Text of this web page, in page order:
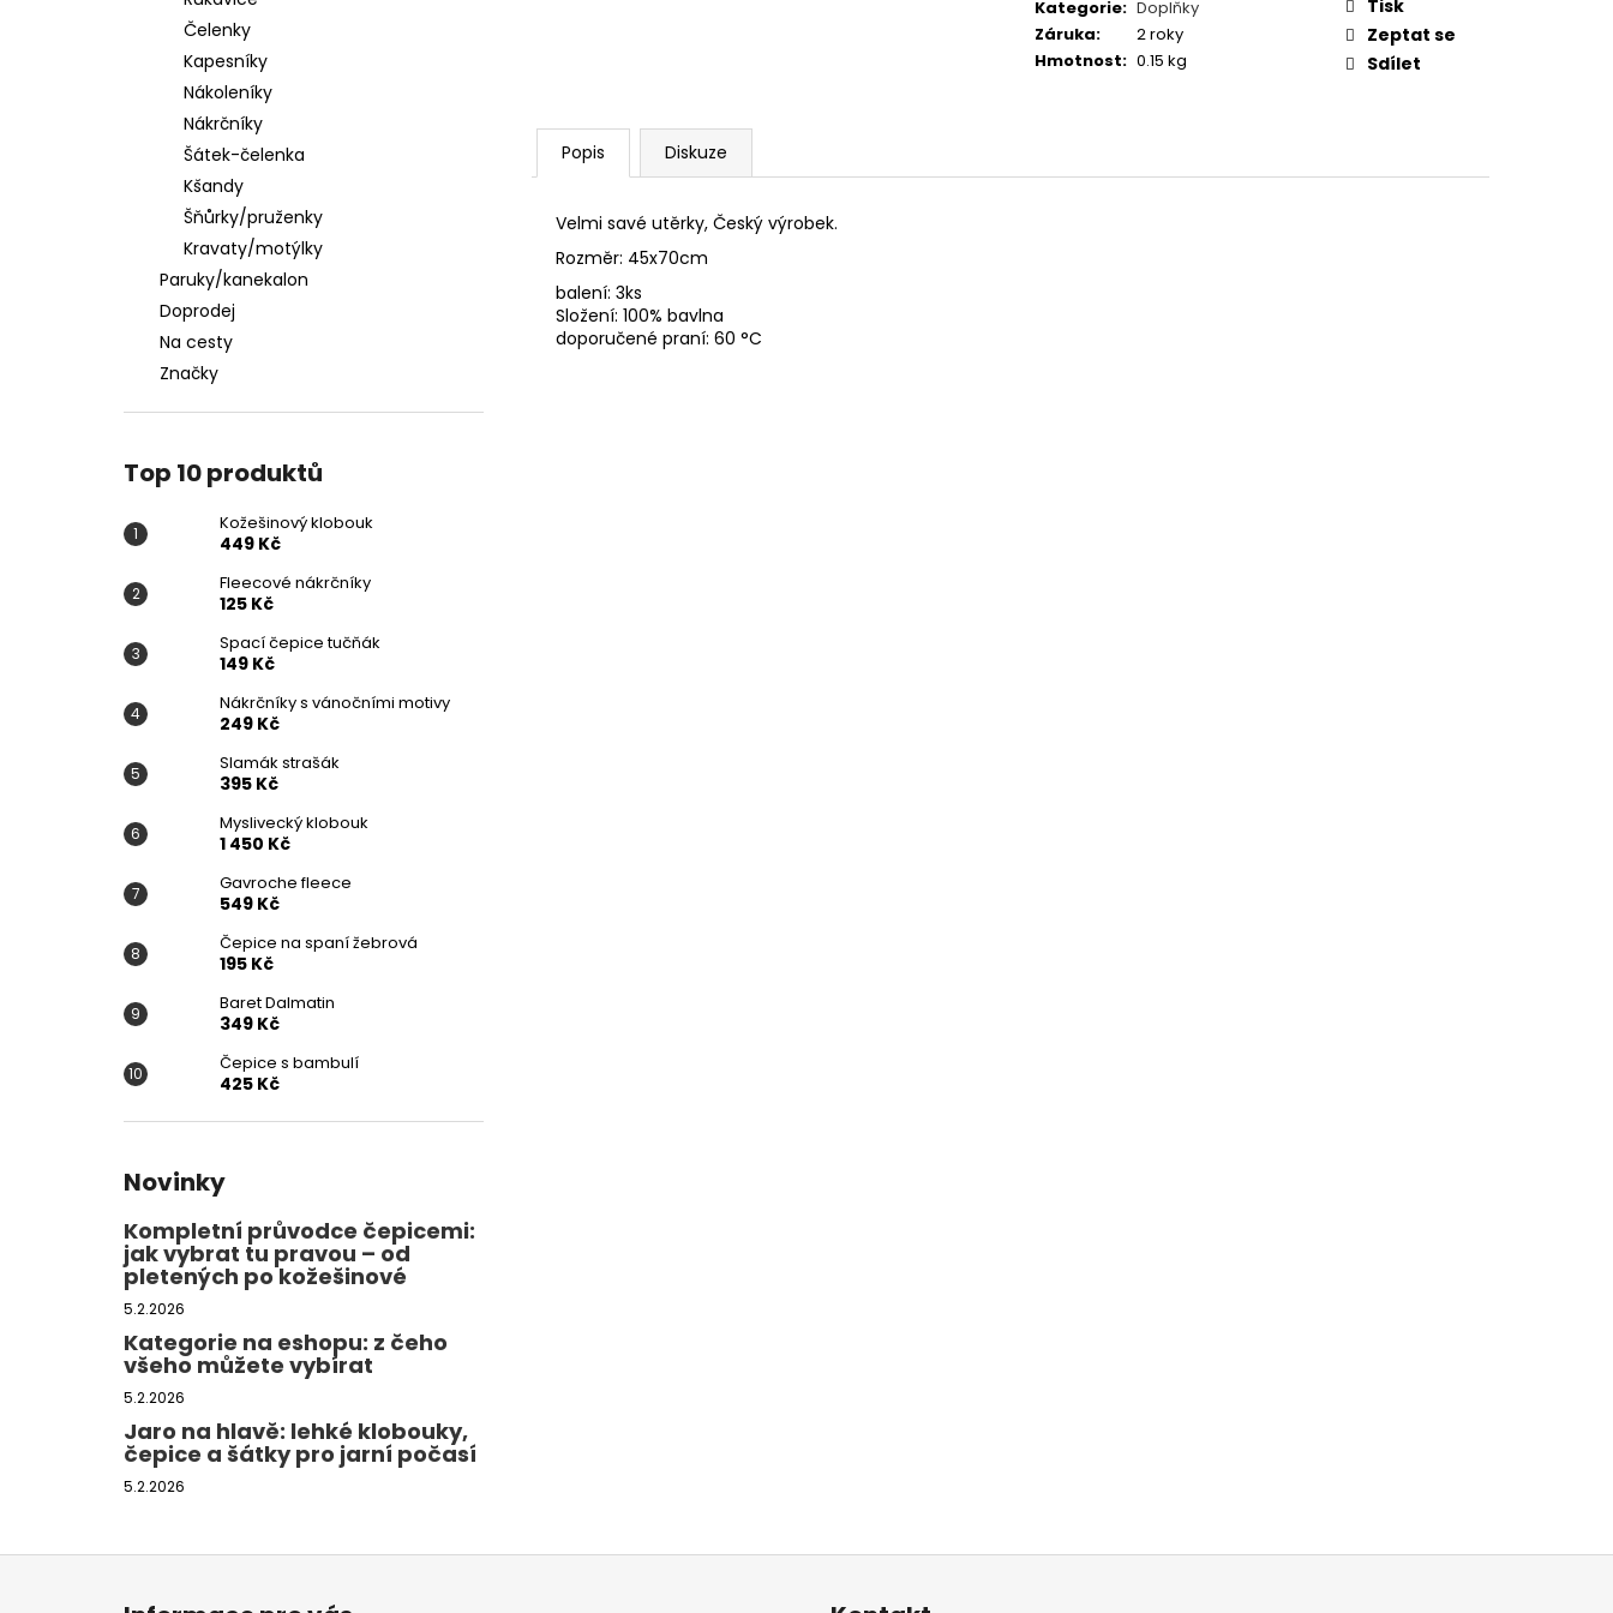
Čelenky
Kapesníky
Nákoleníky
Nákrčníky
Šátek-čelenka
Kšandy
Šňůrky/pruženky
Kravaty/motýlky
Paruky/kanekalon
Doprodej
Na cesty
Značky
Top 10 produktů
Kožešinový klobouk
449 Kč
Fleecové nákrčníky
125 Kč
Spací čepice tučňák
149 Kč
Nákrčníky s vánočními motivy
249 Kč
Slamák strašák
395 Kč
Myslivecký klobouk
1 450 Kč
Gavroche fleece
549 Kč
Čepice na spaní žebrová
195 Kč
Baret Dalmatin
349 Kč
Čepice s bambulí
425 Kč
Novinky
Kompletní průvodce čepicemi:
jak vybrat tu pravou – od
pletených po kožešinové
5.2.2026
Kategorie na eshopu: z čeho
všeho můžete vybírat
5.2.2026
Jaro na hlavě: lehké klobouky,
čepice a šátky pro jarní počasí
5.2.2026
Kategorie: Doplňky
Záruka:
2 roky
Hmotnost: 0.15 kg
Tisk
Zeptat se
Sdílet
Popis Diskuze
Velmi savé utěrky, Český výrobek.
Rozměr: 45x70cm
balení: 3ks
Složení: 100% bavlna
doporučené praní: 60 °C
KOŽEŠINOVÝ KLOBOUK
449 Kč
SPACÍ ČEPICE TUČŇÁK
Z